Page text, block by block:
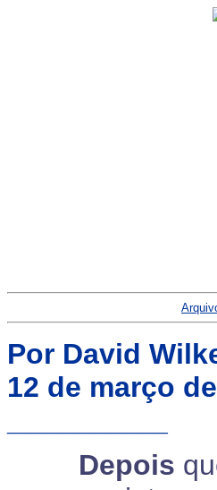
Por David
12 de março
Depois